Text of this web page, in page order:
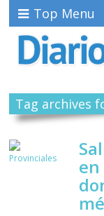
Top Menu
Tag archives